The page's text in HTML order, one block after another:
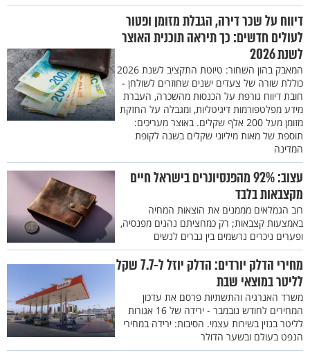
דיווח על שכר דירה, הגבלת מזומן ופטור
לעולים חדשים: כך תיראה תוכנית האוצר
לשנת 2026
המאבק בהון השחור: טיוטת התקציב לשנת 2026
כוללת שורה של צעדים ישנים שחוזרים לשולחן -
חובת דיווח גורפת על הכנסות מהשכרה, העברת
מידע מפלטפורמות דיגיטליות, ומגבלה על החזקת
מזומן מעל 200 אלף שקלים. באוצר מעריכים:
תוספת של מאות מיליוני שקלים בשנה לקופת
המדינה
עצוב: 92% מהפנסיונרים בישראל חיים
מקצבאות בלבד
רוב הגמלאים מממנים את הוצאות המחיה
באמצעות קצבאות; רק כמחציתם נהנים מפנסיה,
ופערים ניכרים נרשמים בין גברים לנשים
מחירי הדלק יורדים: הדלק יוזל ל-7.7 שקל
לליטר במוצאי שבת
משרד האנרגיה והתשתיות פרסם את עדכון
המחירים לחודש נובמבר - ירידה של 16 אגורות
לליטר בנזין בשירות עצמי. הסיבות: ירידה במחירי
הנפט בעולם ובשער הדולר